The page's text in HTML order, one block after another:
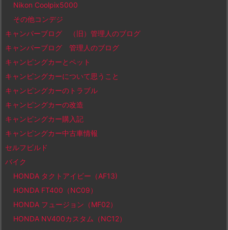
Nikon Coolpix5000
その他コンデジ
キャンパーブログ （旧）管理人のブログ
キャンパーブログ 管理人のブログ
キャンピングカーとペット
キャンピングカーについて思うこと
キャンピングカーのトラブル
キャンピングカーの改造
キャンピングカー購入記
キャンピングカー中古車情報
セルフビルド
バイク
HONDA タクトアイビー（AF13)
HONDA FT400（NC09）
HONDA フュージョン（MF02）
HONDA NV400カスタム（NC12）